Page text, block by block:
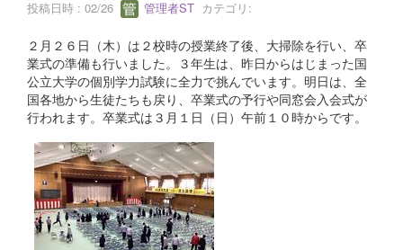
投稿日時 : 02/26 管理者ST カテゴリ:
２月２６日（木）は２校時の授業終了後、大掃除を行い、卒
業式の準備も行いました。３年生は、昨日からはじまった国
公立大学の個別学力試験に全力で挑んでいます。明日は、全
国各地から生徒たちも戻り、卒業式の予行や同窓会入会式が
行われます。卒業式は３月１日（日）午前１０時からです。